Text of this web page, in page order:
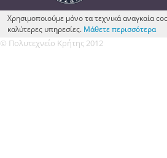
Χρησιμοποιούμε μόνο τα τεχνικά αναγκαία
καλύτερες υπηρεσίες. Μάθετε περισσότερα
© Πολυτεχνείο Κρήτης 2012